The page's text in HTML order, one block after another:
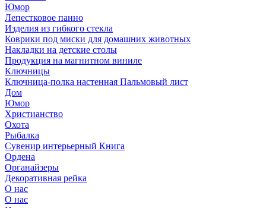
Юмор
Лепестковое панно
Изделия из гибкого стекла
Коврики под миски для домашних животных
Накладки на детские столы
Продукция на магнитном виниле
Ключницы
Ключница-полка настенная Пальмовый лист
Дом
Юмор
Христианство
Охота
Рыбалка
Сувенир интерьерный Книга
Ордена
Органайзеры
Декоративная рейка
О нас
О нас